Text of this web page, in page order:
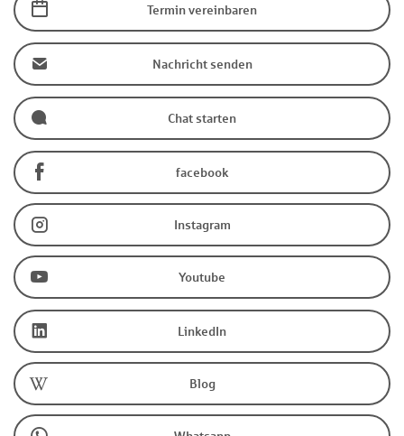
Termin vereinbaren
Nachricht senden
Chat starten
facebook
Instagram
Youtube
LinkedIn
Blog